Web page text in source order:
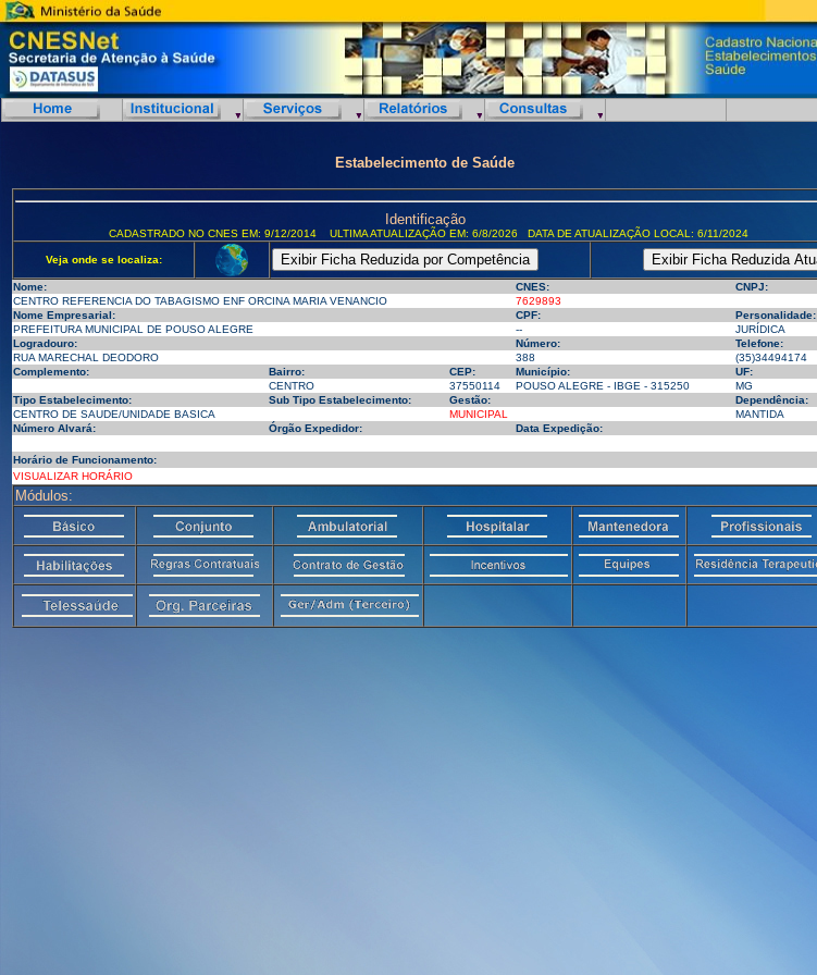
Estabelecimento de Saúde
Identificação
CADASTRADO NO CNES EM: 9/12/2014 ULTIMA ATUALIZAÇÃO EM: 6/8/2026 DATA DE ATUALIZAÇÃO LOCAL: 6/11/2024
Veja onde se localiza:
Nome: CNES:
CNPJ:
CENTRO REFERENCIA DO TABAGISMO ENF ORCINA MARIA VENANCIO
7629893
Nome Empresarial:
CPF:
Personalidade:
PREFEITURA MUNICIPAL DE POUSO ALEGRE
--
JURÍDICA
Logradouro:
Número:
Telefone:
RUA MARECHAL DEODORO
388
(35)34494174
Complemento:
Bairro: CEP: Município:
UF:
CENTRO
37550114 POUSO ALEGRE - IBGE - 315250
MG
Tipo Estabelecimento:
Sub Tipo Estabelecimento: Gestão:
Dependência:
CENTRO DE SAUDE/UNIDADE BASICA
MUNICIPAL
MANTIDA
Número Alvará:
Órgão Expedidor: Data Expedição:
Horário de Funcionamento:
VISUALIZAR HORÁRIO
Módulos: